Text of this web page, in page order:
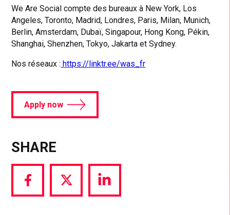
We Are Social compte des bureaux à New York, Los
Angeles, Toronto, Madrid, Londres, Paris, Milan, Munich,
Berlin, Amsterdam, Dubaï, Singapour, Hong Kong, Pékin,
Shanghai, Shenzhen, Tokyo, Jakarta et Sydney.
Nos réseaux : https://linktr.ee/was_fr
Apply now
SHARE
Share
via
Share
via
Share
via